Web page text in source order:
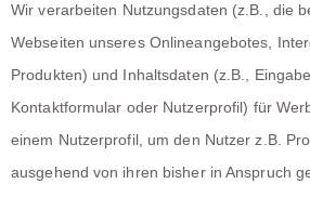
Wir verarbeiten Nutzungsdaten (z.B., die
Webseiten unseres Onlineangebotes,
Produkten) und Inhaltsdaten (z.B.,
Kontaktformular oder Nutzerprofil) für
einem Nutzerprofil, um den Nutzer z.B.
ausgehend von ihren bisher in Anspruch